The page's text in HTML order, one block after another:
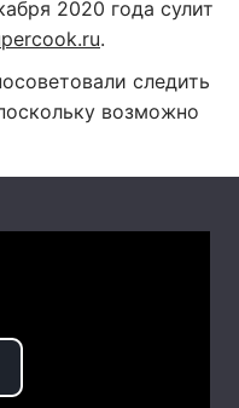
2020 года сулит
.
следить
возможно